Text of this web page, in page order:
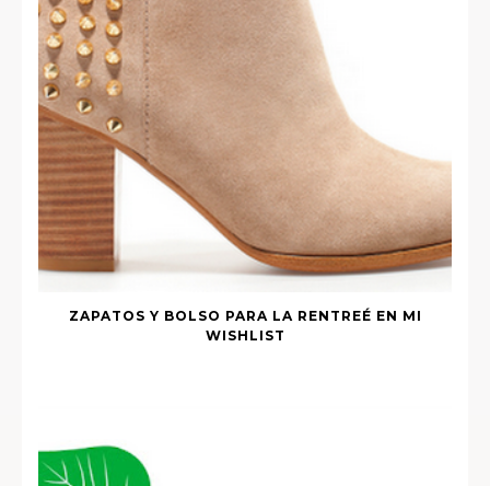
ZAPATOS Y BOLSO PARA LA RENTREÉ EN MI
WISHLIST